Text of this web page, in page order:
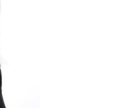
indkørsel.
er fin plads til børneleg.
KAN NU BLIVE